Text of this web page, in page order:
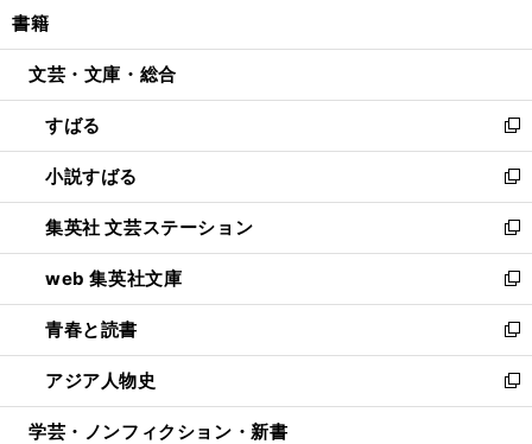
開
ウ
開
く
ン
ウ
で
開
く
ウ
ン
ド
ウ
で
開
く
書籍
文芸・文庫・総合
すばる
新
し
い
ウ
ィ
ン
ド
ウ
で
開
く
小説すばる
新
し
い
ウ
ィ
ン
ド
ウ
で
開
集英社 文芸ステーション
新
し
い
ウ
ィ
ン
ド
ウ
web 集英社文庫
新
し
い
ウ
ィ
ン
青春と読書
新
し
い
ウ
アジア人物史
新
し
学芸・ノンフィクション・新書